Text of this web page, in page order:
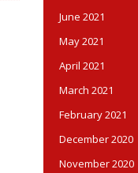
June 2021
May 2021
April 2021
March 2021
February 2021
December 2020
November 2020